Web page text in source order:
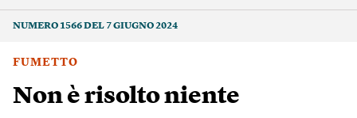
NUMERO 1566 DEL 7 GIUGNO 2024
FUMETTO
Non è risolto niente